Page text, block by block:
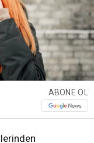
ABONE OL